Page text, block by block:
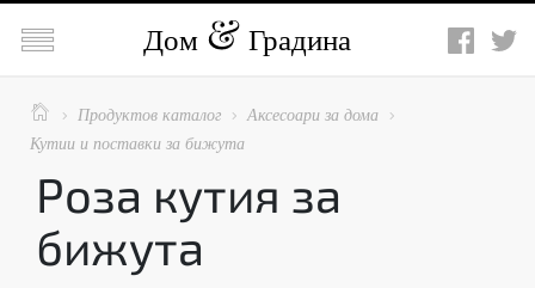
 Дом Градина
  Продуктов каталог  Аксесоари за дома 
Кутии и поставки за бижута
Роза кутия за
бижута